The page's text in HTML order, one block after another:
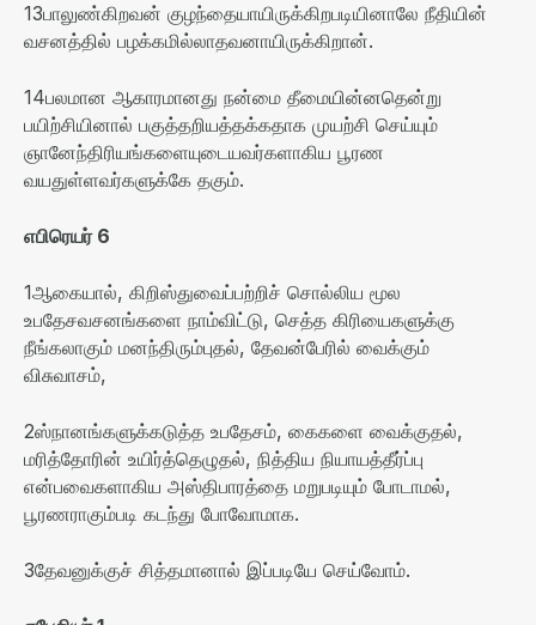
13பாலுண்கிறவன் குழந்தையாயிருக்கிறபடியினாலே நீதியின்
வசனத்தில் பழக்கமில்லாதவனாயிருக்கிறான்.
14பலமான ஆகாரமானது நன்மை தீமையின்னதென்று
பயிற்சியினால் பகுத்தறியத்தக்கதாக முயற்சி செய்யும்
ஞானேந்திரியங்களையுடையவர்களாகிய பூரண
வயதுள்ளவர்களுக்கே தகும்.
எபிரெயர்6
1ஆகையால், கிறிஸ்துவைப்பற்றிச் சொல்லிய மூல
உபதேசவசனங்களை நாம்விட்டு, செத்த கிரியைகளுக்கு
நீங்கலாகும் மனந்திரும்புதல், தேவன்பேரில் வைக்கும்
விசுவாசம்,
2ஸ்நானங்களுக்கடுத்த உபதேசம், கைகளை வைக்குதல்,
மரித்தோரின் உயிர்த்தெழுதல், நித்திய நியாயத்தீர்ப்பு
என்பவைகளாகிய அஸ்திபாரத்தை மறுபடியும் போடாமல்,
பூரணராகும்படி கடந்து போவோமாக.
3தேவனுக்குச் சித்தமானால் இப்படியே செய்வோம்.